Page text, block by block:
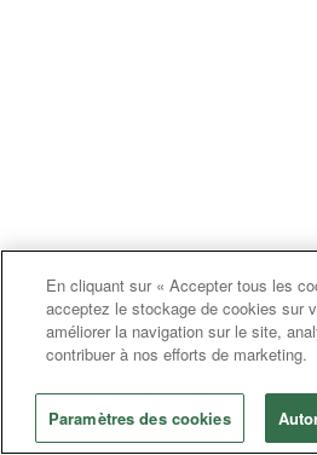
En cliquant sur « Accepter tous les
acceptez le stockage de cookies sur
améliorer la navigation sur le site,
contribuer à nos efforts de marketing.
Paramètres des cookies